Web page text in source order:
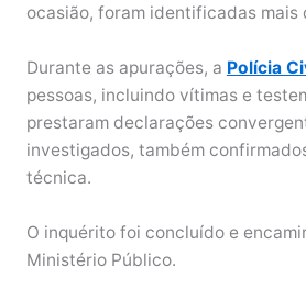
ocasião, foram identificadas mais
Durante as apurações, a Polícia
pessoas, incluindo vítimas e
prestaram declarações
investigados, também
técnica.
O inquérito foi concluído e
Ministério Público.